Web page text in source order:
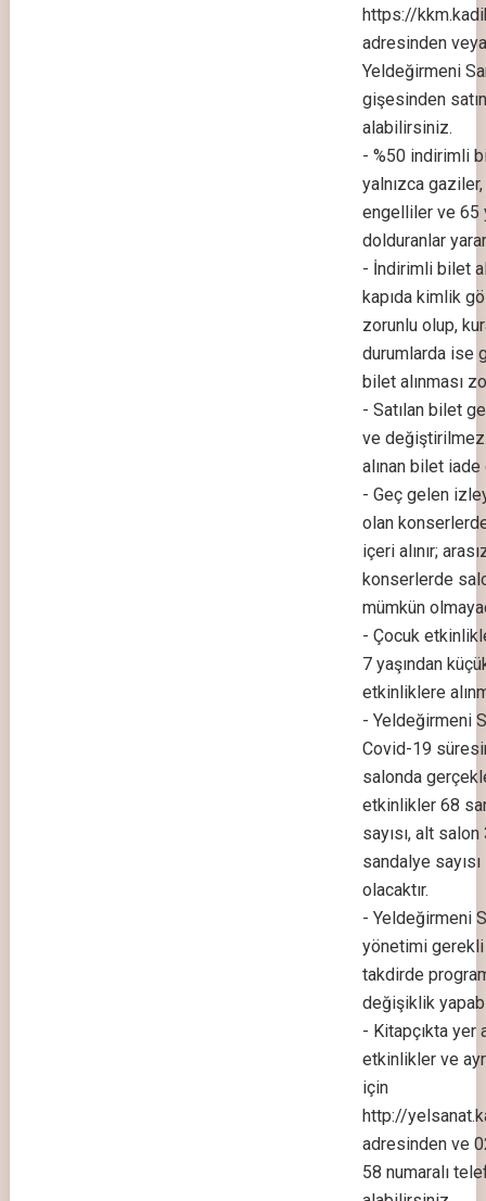
https://
adresinden veya
Yeldeğirmeni
gişesinden satın
alabilirsiniz.
- %50 indirimli
yalnızca
engelliler ve 65
dolduranlar
- İndirimli bilet
kapıda kimlik
zorunlu olup,
durumlarda ise
bilet alınması
- Satılan bilet
ve
alınan bilet
- Geç gelen
olan
içeri alınır;
konserlerde
mümkün
- Çocuk
7 yaşından
etkinliklere
- Yeldeğirmeni
Covid-19
salonda
etkinlikler 68
sayısı, alt salon
sandalye sayısı
olacaktır.
- Yeldeğirmeni
yönetimi
takdirde
değişiklik
- Kitapçıkta yer
etkinlikler ve
için
http://
adresinden ve
58 numaralı